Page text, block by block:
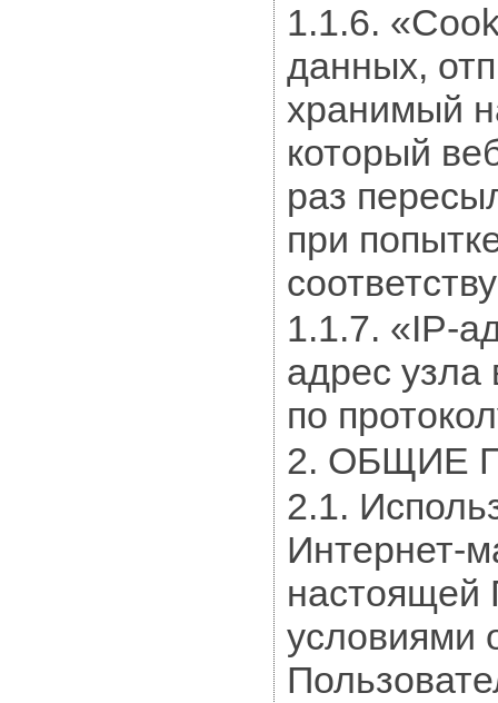
1.1.6.
данных,
хранимый
который
раз
при
1.1.7. «IP-
адрес узла
по
2. ОБЩИЕ
2.1.
Интернет-
настоящей
условиями